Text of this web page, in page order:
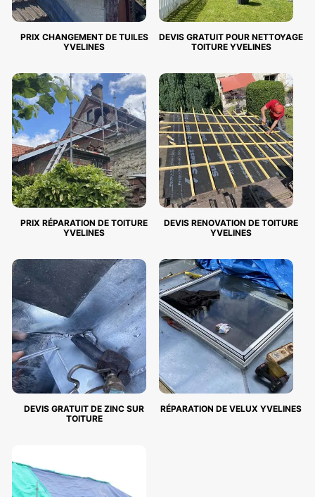
PRIX CHANGEMENT DE TUILES
YVELINES
DEVIS GRATUIT POUR NETTOYAGE
TOITURE YVELINES
PRIX RÉPARATION DE TOITURE
YVELINES
DEVIS RENOVATION DE TOITURE
YVELINES
DEVIS GRATUIT DE ZINC SUR
TOITURE
RÉPARATION DE VELUX YVELINES